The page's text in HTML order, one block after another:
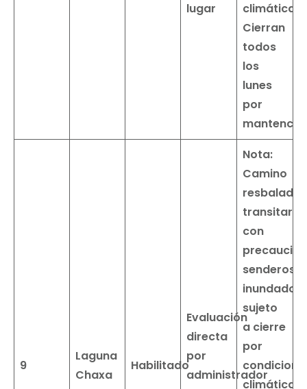
lugar
climáticas
Cierran
todos
los
lunes
por
9
Laguna
Chaxa
Habilitado
Evaluación
directa
por
administrador
Nota:
Camino
transitar
con
senderos
inundados
sujeto
a cierre
por
climáticas.